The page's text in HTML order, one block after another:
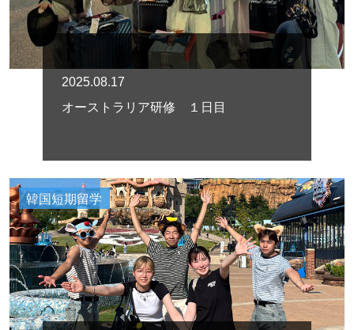
2025.08.17
オーストラリア研修 １日目
韓国短期留学